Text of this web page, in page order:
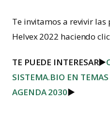
Te invitamos a revivir las
Helvex 2022 haciendo clic
TE PUEDE INTERESAR►
SISTEMA.BIO EN
AGENDA 2030►